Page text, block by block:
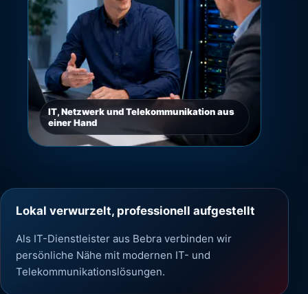
IT, Netzwerk und Telekommunikation aus
einer Hand
Lokal verwurzelt, professionell aufgestellt
Als IT-Dienstleister aus Bebra verbinden wir
persönliche Nähe mit modernen IT- und
Telekommunikationslösungen.